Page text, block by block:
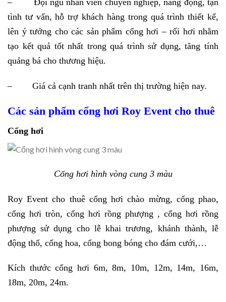
– Đội ngũ nhân viên chuyên nghiệp, năng động, tận
tình tư vấn, hỗ trợ khách hàng trong quá trình thiết kế,
lên ý tưởng cho các sản phẩm cổng hơi – rối hơi nhằm
tạo kết quả tốt nhất trong quá trình sử dụng, tăng tính
quảng bá cho thương hiệu.
– Giá cả cạnh tranh nhất trên thị trường hiện nay.
Các sản phẩm cổng hơi Roy Event cho thuê
Cổng hơi
Cổng hơi hình vòng cung 3 màu
Roy Event cho thuê cổng hơi chào mừng, cổng phao,
cổng hơi tròn, cổng hơi rồng phượng , cổng hơi rồng
phượng sử dụng cho lễ khai trương, khánh thành, lễ
động thổ, cổng hoa, cổng bong bóng cho đám cưới,…
Kích thước cổng hơi 6m, 8m, 10m, 12m, 14m, 16m,
18m, 20m, 24m.